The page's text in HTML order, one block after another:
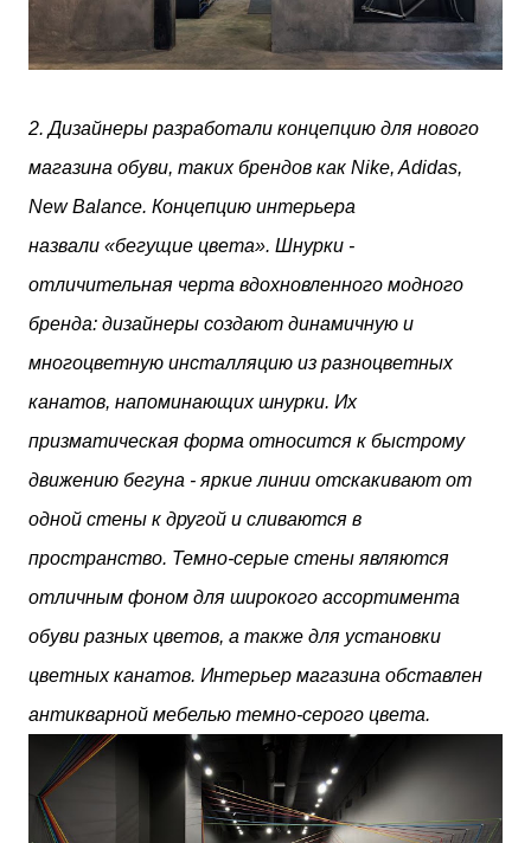
2.Дизайнеры разработали концепцию для нового
магазина обуви, таких брендов как Nike, Adidas,
New Balance. Концепцию интерьера
назвали «бегущие цвета». Шнурки -
отличительная черта вдохновленного модного
бренда: дизайнеры создают динамичную и
многоцветную инсталляцию из разноцветных
канатов, напоминающих шнурки. Их
призматическая форма относится к быстрому
движению бегуна - яркие линии отскакивают от
одной стены к другой и сливаются в
пространство. Темно-серые стены являются
отличным фоном для широкого ассортимента
обуви разных цветов, а также для установки
цветных канатов. Интерьер магазина обставлен
антикварной мебелью темно-серого цвета.